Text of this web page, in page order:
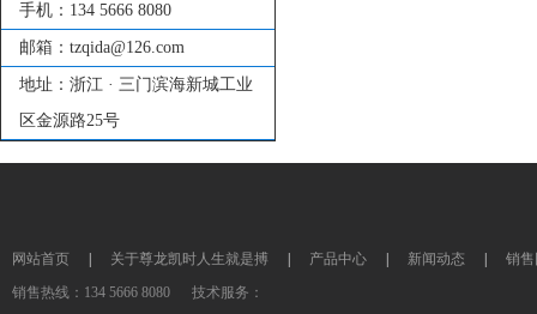
手机： 134 5666 8080
邮箱： tzqida@126.com
地址： 浙江 · 三门滨海新城工业
区金源路25号
网站首页 关于尊龙凯时人生就是搏 产品中心 新闻动态
销
销售热线：134 5666 8080 技术服务：